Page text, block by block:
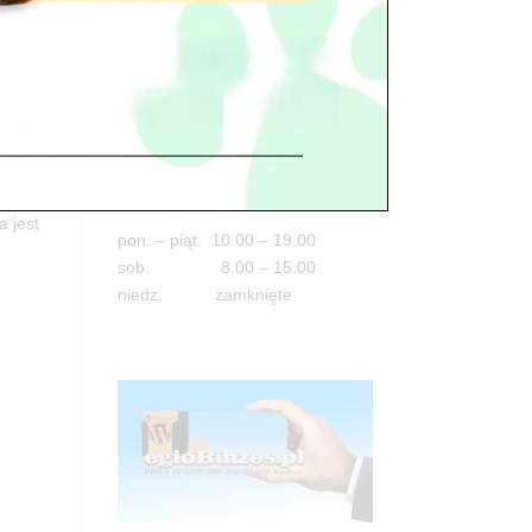
jest
05-100 Nowy Dwór Mazowiecki
tel. 503 900 215
pon. – piąt. 10.00 – 19.00
sob. 8.00 – 15.00
niedz. zamknięte